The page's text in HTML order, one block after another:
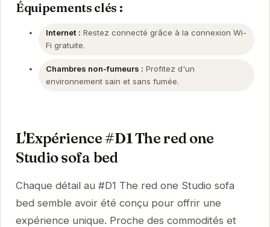
Équipements clés :
Internet : Restez connecté grâce à la connexion Wi-
Fi gratuite.
Chambres non-fumeurs : Profitez d'un
environnement sain et sans fumée.
L'Expérience #D1 The red one
Studio sofa bed
Chaque détail au #D1 The red one Studio sofa
bed semble avoir été conçu pour offrir une
expérience unique. Proche des commodités et